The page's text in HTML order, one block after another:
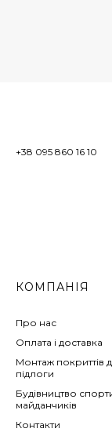
+38 095 860 16 10
КОМПАНІЯ
Про нас
Оплата і доставка
Монтаж покриттів
підлоги
Будівництво
майданчиків
Контакти